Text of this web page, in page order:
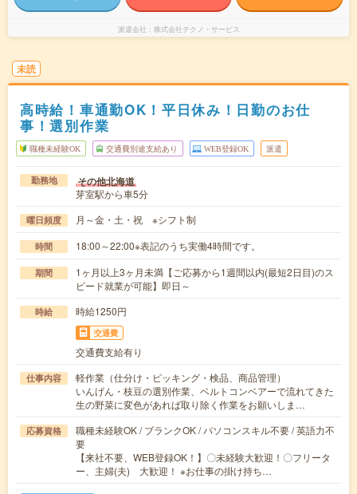
派遣会社 株式会社テクノ・サービス
未読
高時給！車通勤OK！平日休み！日勤のお仕
事！選別作業
職種未経験OK 交通費別途支給あり WEB登録OK 派遣
勤務地 その他北海道
芽室駅から車5分
曜日頻度 月～金・土・祝 ※シフト制
時間 18:00～22:00※表記のうち実働4時間です。
期間
1ヶ月以上3ヶ月未満【ご応募から1週間以内(最短2日目)のス
ピード就業が可能】即日～
時給 時給1250円
交通費
交通費支給有り
仕事内容
軽作業（仕分け・ピッキング・検品、商品管理）
いんげん・枝豆の選別作業、ベルトコンベアーで流れてきた
生の野菜に変色があれば取り除く作業をお願いしま…
応募資格
職種未経験OK / ブランクOK / パソコンスキル不要 / 英語力不
要
【来社不要、WEB登録OK！】〇未経験大歓迎！〇フリータ
ー、主婦(夫) 大歓迎！ ※お仕事の掛け持ち…